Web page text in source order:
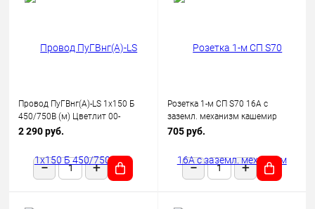
Провод ПуГВнг(А)-LS 1х150 Б
450/750В (м) Цветлит 00-
00130523
2 290 руб.
Розетка 1-м СП S70 16А с
заземл. механизм кашемир
Voltum VLS040103
705 руб.